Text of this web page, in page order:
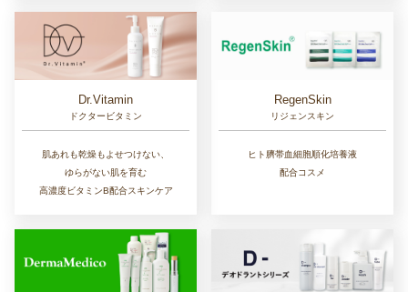
Dr.Vitamin
ドクタービタミン
肌あれも乾燥もよせつけない、
ゆらがない肌を育む
高濃度ビタミンB配合スキンケア
RegenSkin
リジェンスキン
ヒト臍帯血細胞順化培養液
配合コスメ